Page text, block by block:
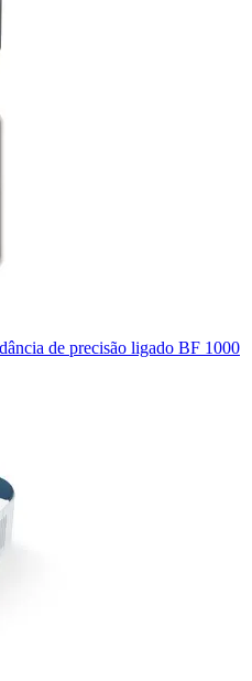
de precisão ligado BF 1000